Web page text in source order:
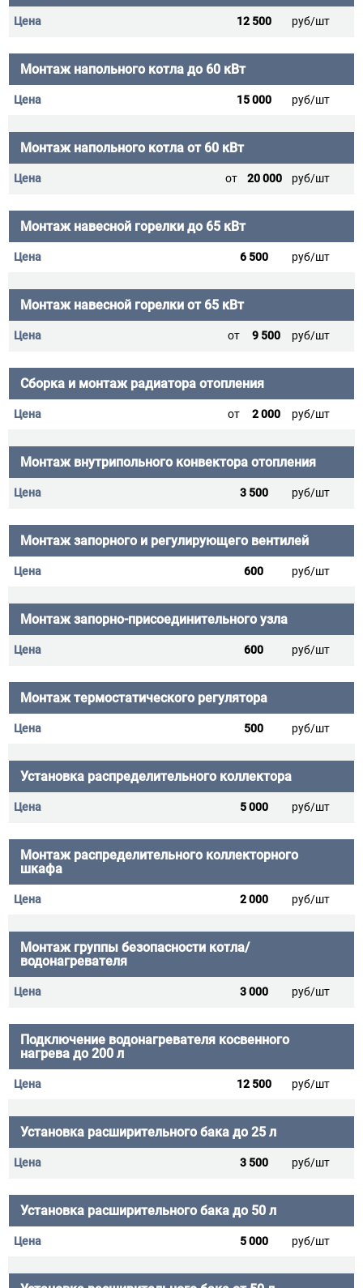
12 500 руб/шт
Монтаж напольного котла до 60 кВт
15 000 руб/шт
Монтаж напольного котла от 60 кВт
от 20 000 руб/шт
Монтаж навесной горелки до 65 кВт
6 500 руб/шт
Монтаж навесной горелки от 65 кВт
от 9 500 руб/шт
Сборка и монтаж радиатора отопления
от 2 000 руб/шт
Монтаж внутрипольного конвектора отопления
3 500 руб/шт
Монтаж запорного и регулирующего вентилей
600 руб/шт
Монтаж запорно-присоединительного узла
600 руб/шт
Монтаж термостатического регулятора
500 руб/шт
Установка распределительного коллектора
5 000 руб/шт
Монтаж распределительного коллекторного
шкафа
2 000 руб/шт
Монтаж группы безопасности котла/
водонагревателя
3 000 руб/шт
Подключение водонагревателя косвенного
нагрева до 200 л
12 500 руб/шт
Установка расширительного бака до 25 л
3 500 руб/шт
Установка расширительного бака до 50 л
5 000 руб/шт